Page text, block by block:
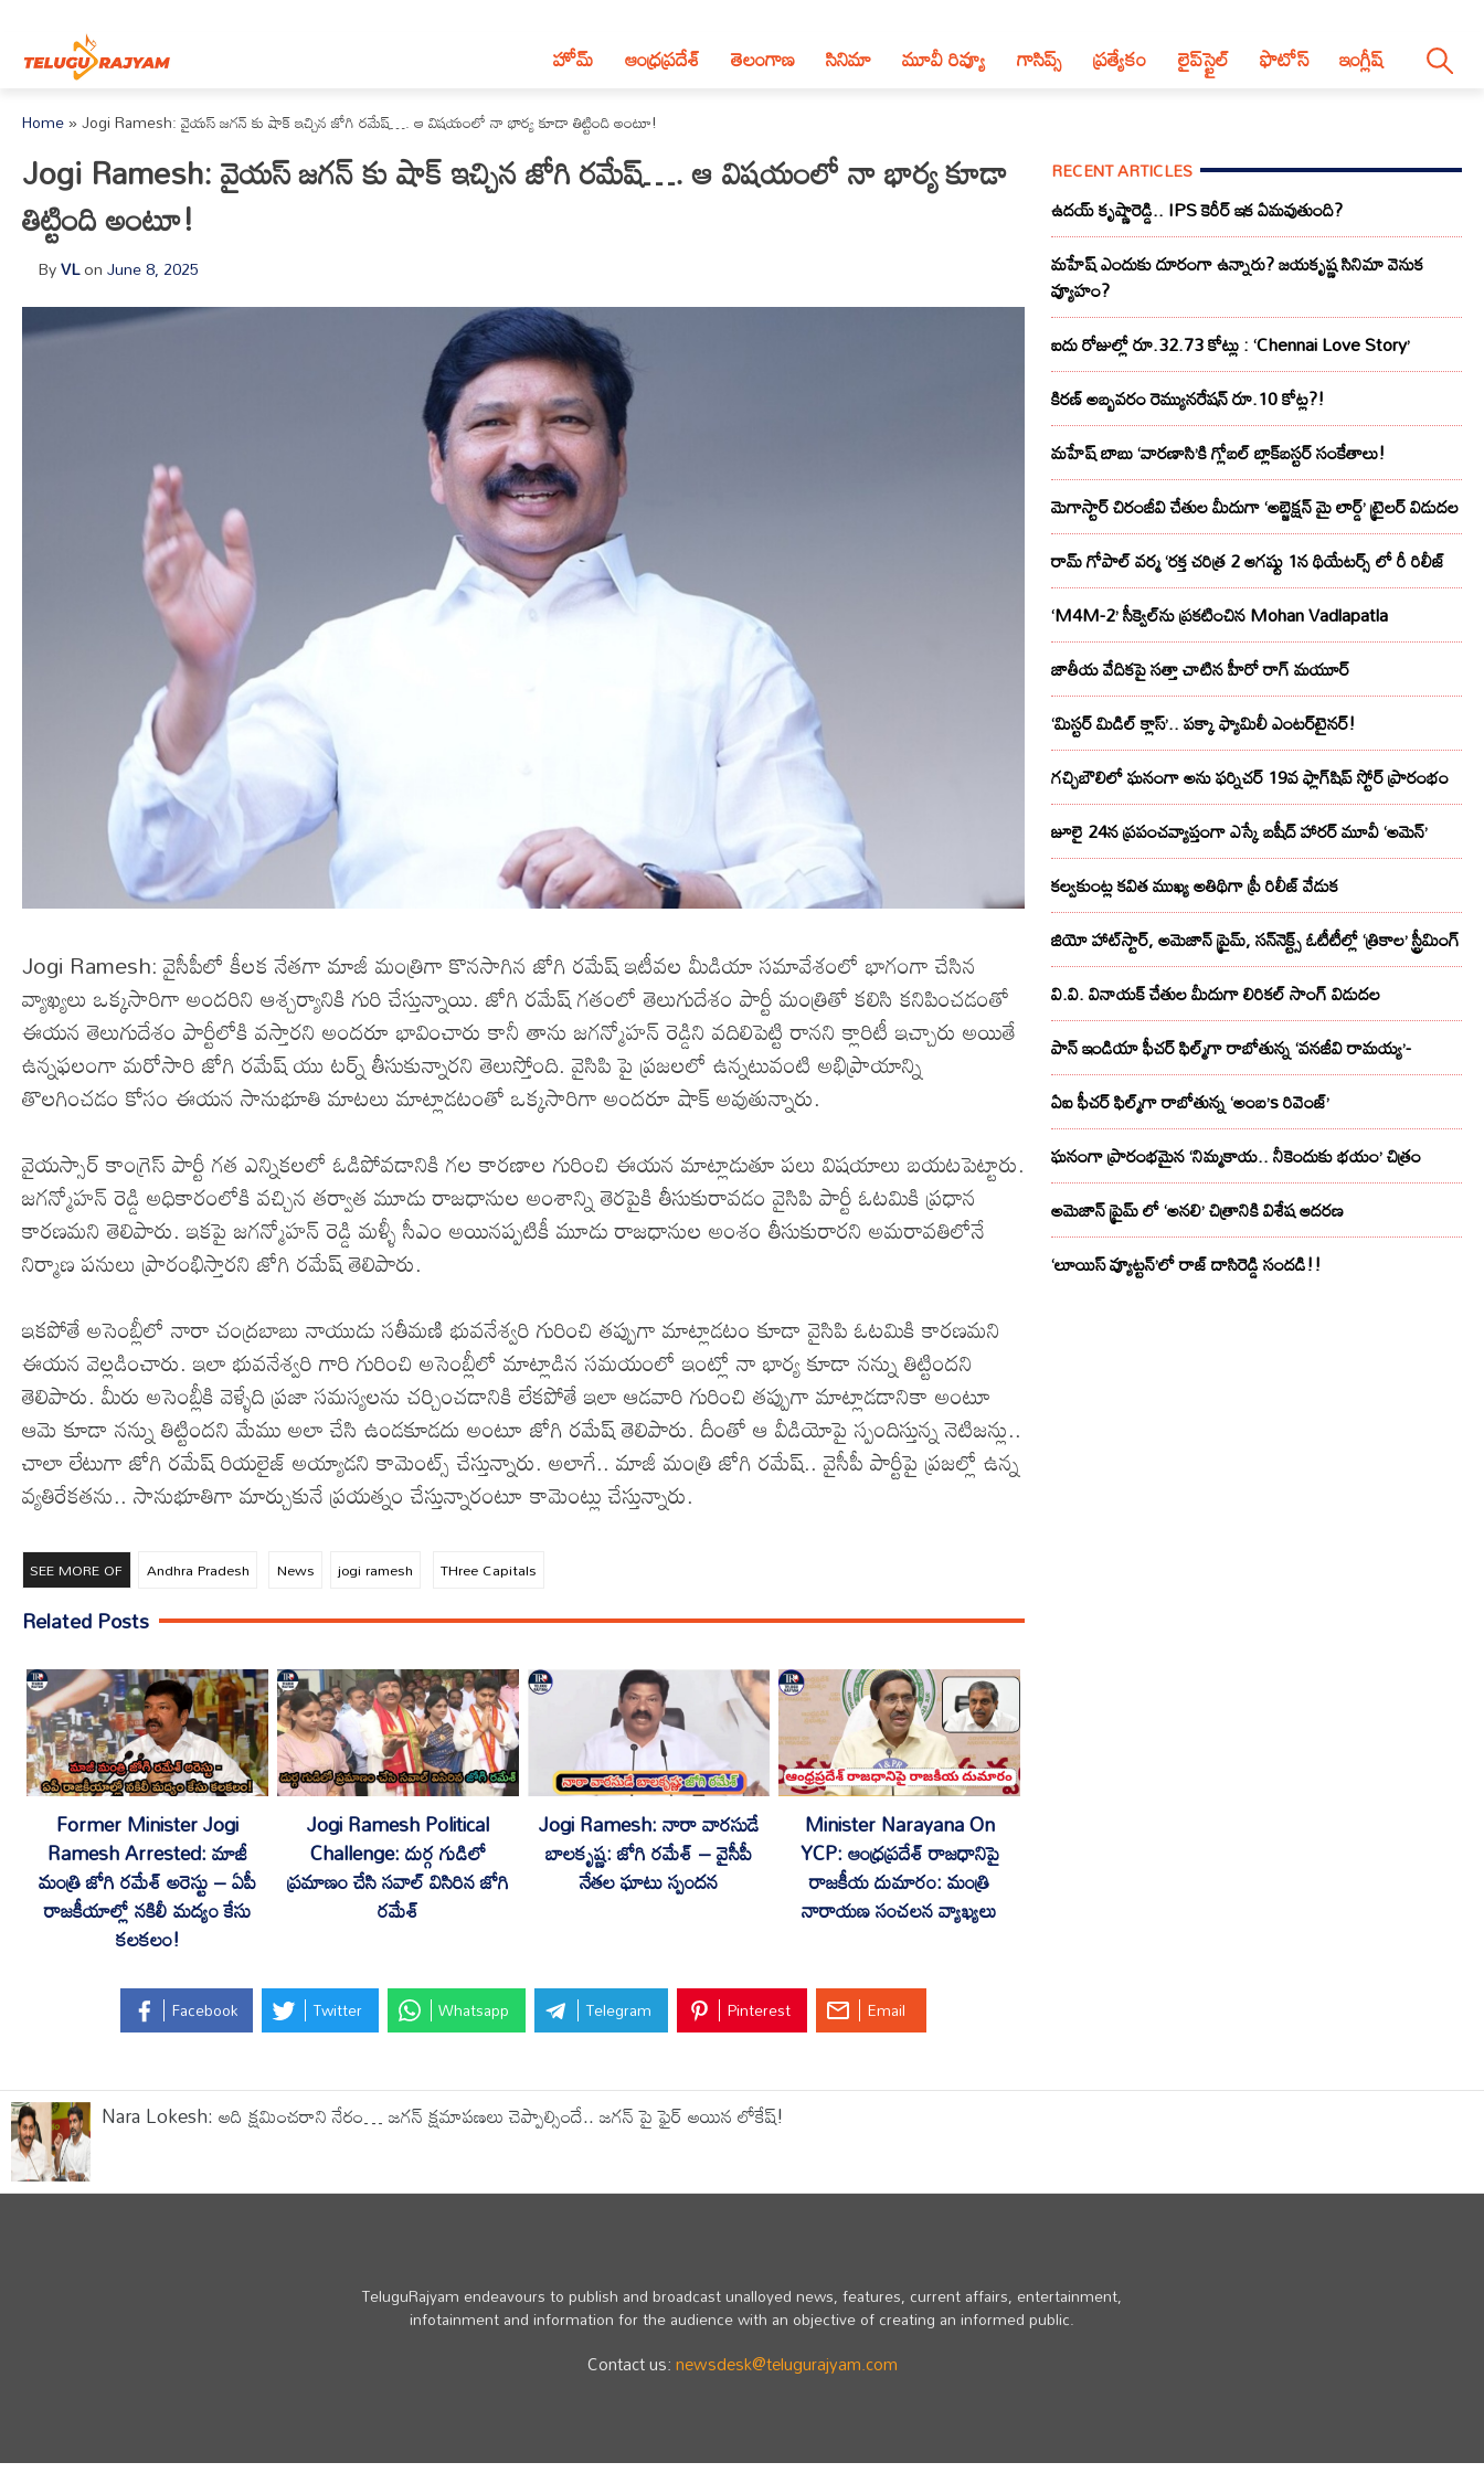
హోమ్ ఆంధ్ర‌ప్ర‌దేశ్‌ తెలంగాణ‌ సినిమా మూవీ రివ్యూ గాసిప్స్ ప్రత్యేకం లైప్‌స్టైల్‌ ఫొటోస్ ఇంగ్లీష్
Home»Jogi Ramesh: వైయస్ జగన్ కు షాక్ ఇచ్చిన జోగి రమేష్…. ఆ విషయంలో నా భార్య కూడా తిట్టింది అంటూ!
Jogi Ramesh: వైయస్ జగన్ కు షాక్ ఇచ్చిన జోగి రమేష్…. ఆ విషయంలో నా భార్య కూడా
తిట్టింది అంటూ!
ByVLonJune 8, 2025
Jogi Ramesh: వైసీపీలో కీలక నేతగా మాజీ మంత్రిగా కొనసాగిన జోగి రమేష్ ఇటీవల మీడియా సమావేశంలో భాగంగా చేసిన
వ్యాఖ్యలు ఒక్కసారిగా అందరిని ఆశ్చర్యానికి గురి చేస్తున్నాయి. జోగి రమేష్ గతంలో తెలుగుదేశం పార్టీ మంత్రితో కలిసి కనిపించడంతో
ఈయన తెలుగుదేశం పార్టీలోకి వస్తారని అందరూ భావించారు కానీ తాను జగన్మోహన్ రెడ్డిని వదిలిపెట్టి రానని క్లారిటీ ఇచ్చారు అయితే
ఉన్నఫలంగా మరోసారి జోగి రమేష్ యు టర్న్ తీసుకున్నారని తెలుస్తోంది. వైసిపి పై ప్రజలలో ఉన్నటువంటి అభిప్రాయాన్ని
తొలగించడం కోసం ఈయన సానుభూతి మాటలు మాట్లాడటంతో ఒక్కసారిగా అందరూ షాక్ అవుతున్నారు.
వైయస్సార్ కాంగ్రెస్ పార్టీ గత ఎన్నికలలో ఓడిపోవడానికి గల కారణాల గురించి ఈయన మాట్లాడుతూ పలు విషయాలు బయటపెట్టారు.
జగన్మోహన్ రెడ్డి అధికారంలోకి వచ్చిన తర్వాత మూడు రాజధానుల అంశాన్ని తెరపైకి తీసుకురావడం వైసిపి పార్టీ ఓటమికి ప్రధాన
కారణమని తెలిపారు. ఇకపై జగన్మోహన్ రెడ్డి మళ్ళీ సీఎం అయినప్పటికీ మూడు రాజధానుల అంశం తీసుకురారని అమరావతిలోనే
నిర్మాణ పనులు ప్రారంభిస్తారని జోగి రమేష్ తెలిపారు.
ఇకపోతే అసెంబ్లీలో నారా చంద్రబాబు నాయుడు సతీమణి భువనేశ్వరి గురించి తప్పుగా మాట్లాడటం కూడా వైసిపి ఓటమికి కారణమని
ఈయన వెల్లడించారు. ఇలా భువనేశ్వరి గారి గురించి అసెంబ్లీలో మాట్లాడిన సమయంలో ఇంట్లో నా భార్య కూడా నన్ను తిట్టిందని
తెలిపారు. మీరు అసెంబ్లీకి వెళ్ళేది ప్రజా సమస్యలను చర్చించడానికి లేకపోతే ఇలా ఆడవారి గురించి తప్పుగా మాట్లాడడానికా అంటూ
ఆమె కూడా నన్ను తిట్టిందని మేము అలా చేసి ఉండకూడదు అంటూ జోగి రమేష్ తెలిపారు. దీంతో ఆ వీడియోపై స్పందిస్తున్న నెటిజన్లు..
చాలా లేటుగా జోగి రమేష్ రియలైజ్ అయ్యాడని కామెంట్స్ చేస్తున్నారు. అలాగే.. మాజీ మంత్రి జోగి రమేష్.. వైసీపీ పార్టీపై ప్రజల్లో ఉన్న
వ్యతిరేకతను.. సానుభూతిగా మార్చుకునే ప్రయత్నం చేస్తున్నారంటూ కామెంట్లు చేస్తున్నారు.
SEE MORE OF Andhra Pradesh News jogi ramesh THree Capitals
Related Posts
Former Minister Jogi
Ramesh Arrested: మాజీ
మంత్రి జోగి రమేశ్ అరెస్టు – ఏపీ
రాజకీయాల్లో నకిలీ మద్యం కేసు
కలకలం!
Jogi Ramesh Political
Challenge: దుర్గ గుడిలో
ప్రమాణం చేసి సవాల్ విసిరిన జోగి
రమేశ్
Jogi Ramesh: నారా వారసుడే
బాలకృష్ణ: జోగి రమేశ్ – వైసీపీ
నేతల ఘాటు స్పందన
Minister Narayana On
YCP: ఆంధ్రప్రదేశ్ రాజధానిపై
రాజకీయ దుమారం: మంత్రి
నారాయణ సంచలన వ్యాఖ్యలు
Facebook Twitter Whatsapp Telegram Pinterest Email
RECENT ARTICLES
ఉదయ్ కృష్ణారెడ్డి.. IPS కెరీర్ ఇక ఏమవుతుంది?
మహేష్ ఎందుకు దూరంగా ఉన్నారు? జయకృష్ణ సినిమా వెనుక
వ్యూహం?
ఐదు రోజుల్లో రూ.32.73 కోట్లు : ‘Chennai Love Story’
కిరణ్ అబ్బవరం రెమ్యునరేషన్ రూ.10 కోట్ల?!
మహేష్ బాబు ‘వారణాసి’కి గ్లోబల్ బ్లాక్‌బస్టర్ సంకేతాలు!
మెగాస్టార్ చిరంజీవి చేతుల మీదుగా ‘అబ్జెక్ష‌న్ మై లార్డ్‌’ ట్రైల‌ర్ విడుద‌ల
రామ్ గోపాల్ వర్మ ‘రక్త చరిత్ర 2 ఆగష్టు 1న థియేటర్స్ లో రీ రిలీజ్
‘M4M-2’ సీక్వెల్‌ను ప్రకటించిన Mohan Vadlapatla
జాతీయ వేదికపై సత్తా చాటిన హీరో రాగ్ మయూర్‌
‘మిస్టర్ మిడిల్ క్లాస్’.. పక్కా ఫ్యామిలీ ఎంటర్‌టైనర్!
గచ్చిబౌలిలో ఘనంగా అను ఫర్నిచర్ 19వ ఫ్లాగ్‌షిప్ స్టోర్ ప్రారంభం
జూలై 24న ప్రపంచవ్యాప్తంగా ఎస్కే బషీద్‌ హారర్ మూవీ ‘అమెన్’
కల్వకుంట్ల కవిత ముఖ్య అతిథిగా ప్రీ రిలీజ్ వేడుక
జియో హాట్‌స్టార్, అమెజాన్ ప్రైమ్, సన్‌నెక్ట్స్ ఓటీటీల్లో ‘త్రికాల’ స్ట్రీమింగ్
వి.వి. వినాయక్ చేతుల మీదుగా లిరికల్ సాంగ్ విడుదల
పాన్ ఇండియా ఫీచర్ ఫిల్మ్‌గా రాబోతున్న ‘వనజీవి రామయ్య’-
ఏఐ ఫీచర్ ఫిల్మ్‌గా రాబోతున్న ‘అంబ’s రివెంజ్’
ఘనంగా ప్రారంభమైన ‘నిమ్మకాయ.. నీకెందుకు భయం’ చిత్రం
అమెజాన్ ప్రైమ్ లో ‘అనలి’ చిత్రానికి విశేష ఆదరణ
‘లూయిస్ వ్యూట్టన్’లో రాజ్ దాసిరెడ్డి సందడి!!
Nara Lokesh: అది క్షమించరాని నేరం… జగన్ క్షమాపణలు చెప్పాల్సిందే.. జగన్ పై ఫైర్ అయిన లోకేష్!
TeluguRajyam endeavours to publish and broadcast unalloyed news, features, current affairs, entertainment,
infotainment and information for the audience with an objective of creating an informed public.
Contact us:newsdesk@telugurajyam.com